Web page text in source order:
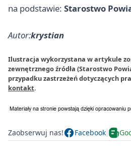
na podstawie: Starostwo
Autor:krystian
Ilustracja wykorzystana w artykule
zewnętrznego źródła (Starostwo
przypadku zastrzeżeń dotyczących
kontakt.
Zaobserwuj nas! Facebook